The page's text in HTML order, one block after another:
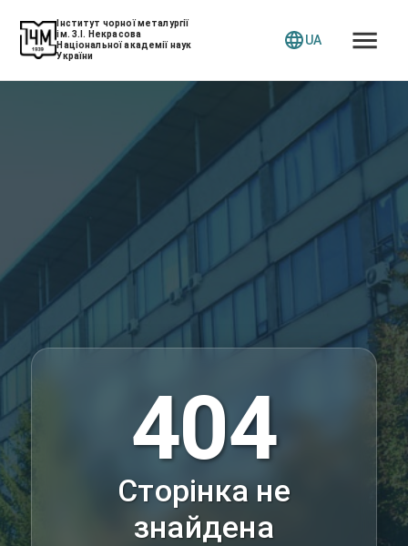
Інститут чорної металургії
ім. З.І. Некрасова
Національної академії наук
України
UA
404
Сторінка не
знайдена